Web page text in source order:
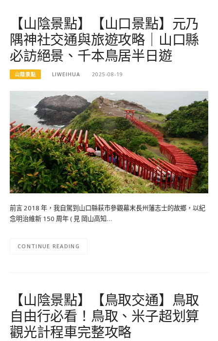
【山陰景點】【山口景點】元乃
隅神社交通與旅遊攻略｜山口縣
必訪絕景、千本鳥居半日遊
山陰景點 LIWEIHUA 2025-08-19
前言 2018 年，我自駕到山口縣萩市參觀幕末長州藩志士的故鄉，以紀
念明治維新 150 周年 ( 見 岡山高知…
CONTINUE READING
【山陰景點】【鳥取交通】鳥取
自由行必看！鳥取、米子超划算
觀光計程車完整攻略